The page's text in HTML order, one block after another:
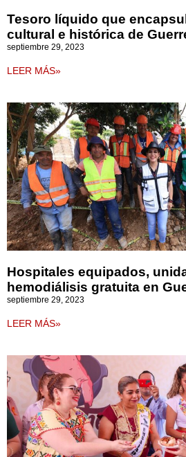
Tesoro líquido que
cultural e histórica de
septiembre 29, 2023
LEER MÁS»
Hospitales equipados,
hemodiálisis gratuita en
septiembre 29, 2023
LEER MÁS»